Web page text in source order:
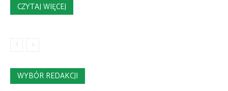
CZYTAJ WIĘCEJ
WYBÓR REDAKCJI